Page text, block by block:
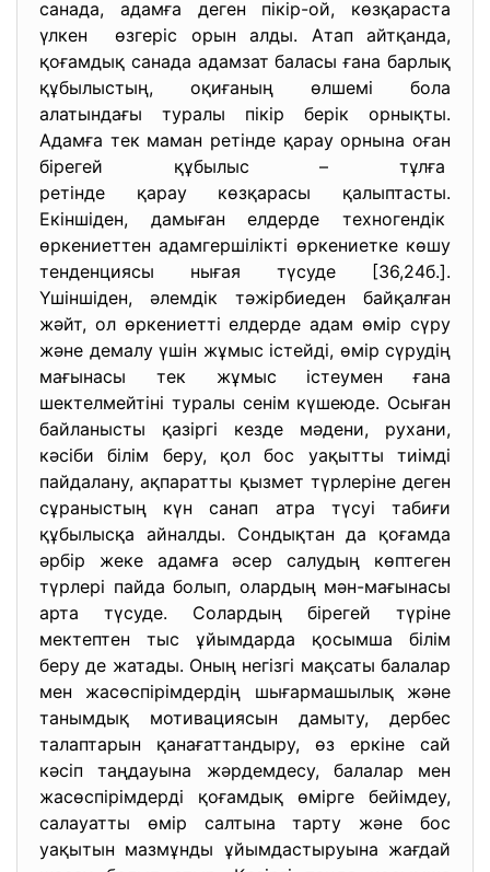
санада, адамға деген пікір-ой, көзқараста
үлкен өзгеріс орын алды. Атап айтқанда,
қоғамдық санада адамзат баласы ғана барлық
құбылыстың, оқиғаның өлшемі бола
алатындағы туралы пікір берік орнықты.
Адамға тек маман ретінде қарау орнына оған
бірегей құбылыс – тұлға
ретінде қарау көзқарасы қалыптасты.
Екіншіден, дамыған елдерде техногендік
өркениеттен адамгершілікті өркениетке көшу
тенденциясы нығая түсуде [36,24б.].
Үшіншіден, әлемдік тәжірбиеден байқалған
жәйт, ол өркениетті елдерде адам өмір сүру
және демалу үшін жұмыс істейді, өмір сүрудің
мағынасы тек жұмыс істеумен ғана
шектелмейтіні туралы сенім күшеюде. Осыған
байланысты қазіргі кезде мәдени, рухани,
кәсіби білім беру, қол бос уақытты тиімді
пайдалану, ақпаратты қызмет түрлеріне деген
сұраныстың күн санап атра түсуі табиғи
құбылысқа айналды. Сондықтан да қоғамда
әрбір жеке адамға әсер салудың көптеген
түрлері пайда болып, олардың мән-мағынасы
арта түсуде. Солардың бірегей түріне
мектептен тыс ұйымдарда қосымша білім
беру де жатады. Оның негізгі мақсаты балалар
мен жасөспірімдердің шығармашылық және
танымдық мотивациясын дамыту, дербес
талаптарын қанағаттандыру, өз еркіне сай
кәсіп таңдауына жәрдемдесу, балалар мен
жасөспірімдерді қоғамдық өмірге бейімдеу,
салауатты өмір салтына тарту және бос
уақытын мазмұнды ұйымдастыруына жағдай